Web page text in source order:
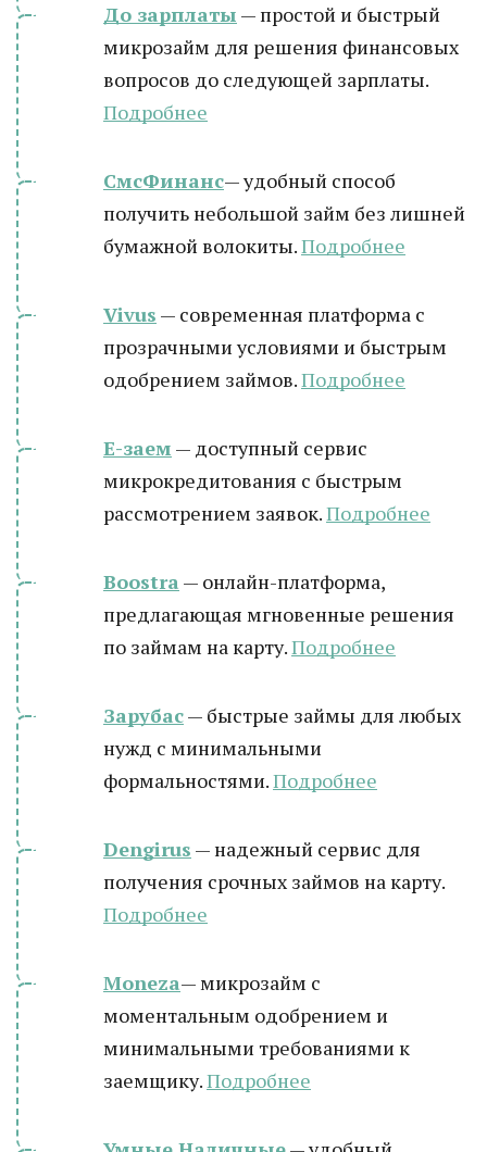
До зарплаты — простой и быстрый
микрозайм для решения финансовых
вопросов до следующей зарплаты.
Подробнее
СмсФинанс— удобный способ
получить небольшой займ без лишней
бумажной волокиты.Подробнее
Vivus — современная платформа с
прозрачными условиями и быстрым
одобрением займов.Подробнее
Е-заем — доступный сервис
микрокредитования с быстрым
рассмотрением заявок.Подробнее
Boostra — онлайн-платформа,
предлагающая мгновенные решения
по займам на карту.Подробнее
Зарубас— быстрые займы для любых
нужд с минимальными
формальностями.Подробнее
Dengirus — надежный сервис для
получения срочных займов на карту.
Подробнее
Moneza— микрозайм с
моментальным одобрением и
минимальными требованиями к
заемщику.Подробнее